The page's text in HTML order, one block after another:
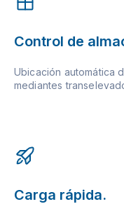
Control de
Ubicación automática
mediantes
Carga rápida.